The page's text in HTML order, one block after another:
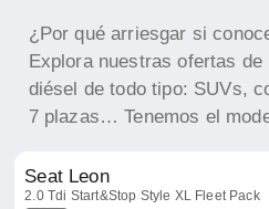
¿Por qué arriesgar si
Explora nuestras ofertas
diésel de todo tipo: SUVs,
7 plazas… Tenemos el
Seat Leon
2.0 Tdi Start&Stop Style XL Fleet Pack